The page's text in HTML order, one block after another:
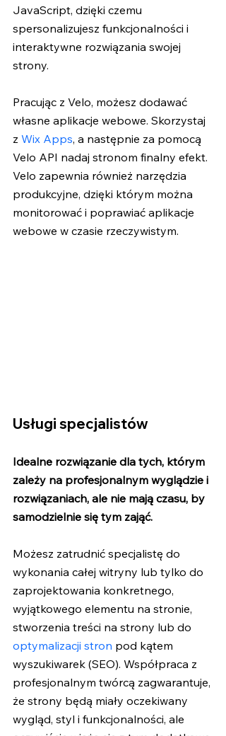
JavaScript, dzięki czemu
spersonalizujesz funkcjonalności i
interaktywne rozwiązania swojej
strony.
Pracując z Velo, możesz dodawać
własne aplikacje webowe. Skorzystaj
z Wix Apps, a następnie za pomocą
Velo API nadaj stronom finalny efekt.
Velo zapewnia również narzędzia
produkcyjne, dzięki którym można
monitorować i poprawiać aplikacje
webowe w czasie rzeczywistym.
Usługi specjalistów
Idealne rozwiązanie dla tych, którym
zależy na profesjonalnym wyglądzie i
rozwiązaniach, ale nie mają czasu, by
samodzielnie się tym zająć.
Możesz zatrudnić specjalistę do
wykonania całej witryny lub tylko do
zaprojektowania konkretnego,
wyjątkowego elementu na stronie,
stworzenia treści na strony lub do
optymalizacji stron pod kątem
wyszukiwarek (SEO). Współpraca z
profesjonalnym twórcą zagwarantuje,
że strony będą miały oczekiwany
wygląd, styl i funkcjonalności, ale